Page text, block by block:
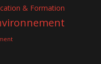
& Formation